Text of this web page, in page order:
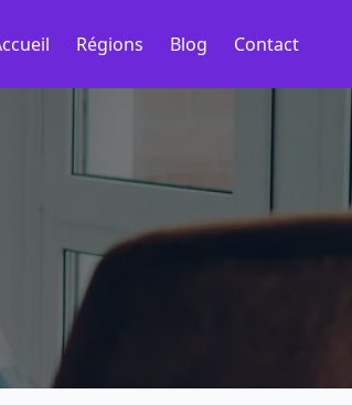
Régions Blog Contact